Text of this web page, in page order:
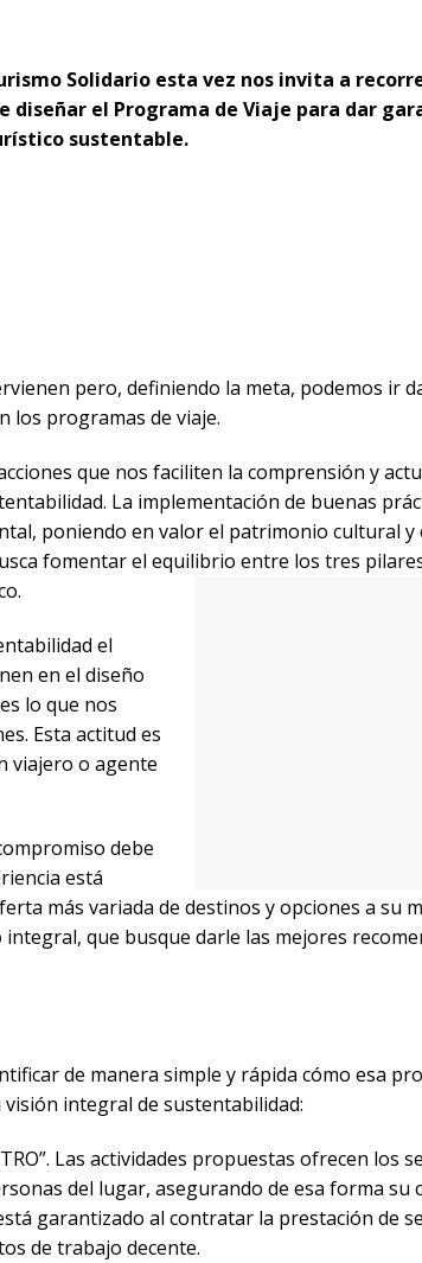
Solidario esta vez nos invita a
diseñar el Programa de Viaje para dar
sustentable.
pero, definiendo la meta, podemos ir
los programas de viaje.
que nos faciliten la comprensión y
La implementación de buenas
poniendo en valor el patrimonio cultural y
fomentar el equilibrio entre los tres
el
en el diseño
lo que nos
Esta actitud es
viajero o agente
debe
está
más variada de destinos y opciones a su
que busque darle las mejores
de manera simple y rápida cómo esa
integral de sustentabilidad:
Las actividades propuestas ofrecen los
del lugar, asegurando de esa forma su
garantizado al contratar la prestación de
de trabajo decente.